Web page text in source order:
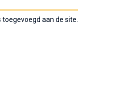
aan de site.